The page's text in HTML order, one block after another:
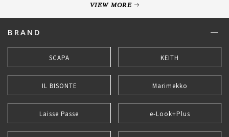
VIEW MORE
BRAND
SCAPA KEITH
IL BISONTE Marimekko
Laisse Passe e-Look+Plus